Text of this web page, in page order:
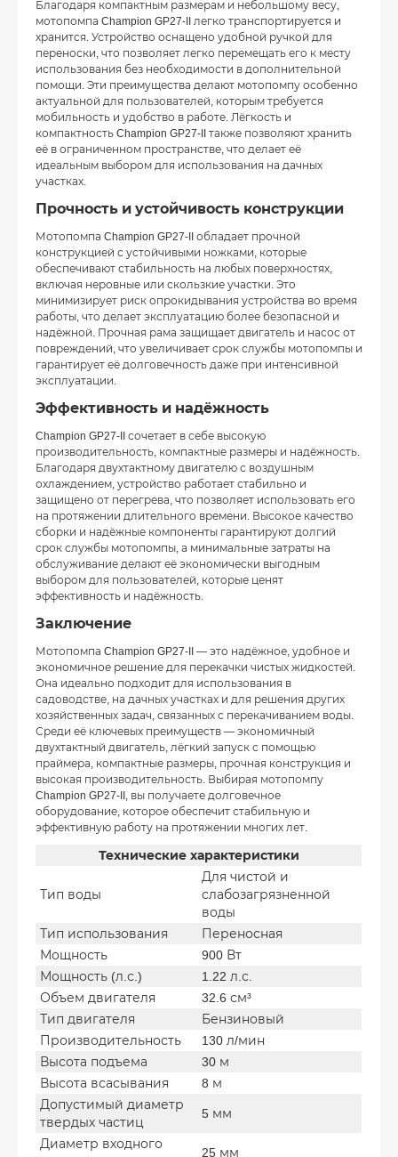
Благодаря компактным размерам и небольшому весу,
мотопомпа Champion GP27-II легко транспортируется и
хранится. Устройство оснащено удобной ручкой для
переноски, что позволяет легко перемещать его к месту
использования без необходимости в дополнительной
помощи. Эти преимущества делают мотопомпу особенно
актуальной для пользователей, которым требуется
мобильность и удобство в работе. Лёгкость и
компактность Champion GP27-II также позволяют хранить
её в ограниченном пространстве, что делает её
идеальным выбором для использования на дачных
участках.
Прочность и устойчивость конструкции
Мотопомпа Champion GP27-II обладает прочной
конструкцией с устойчивыми ножками, которые
обеспечивают стабильность на любых поверхностях,
включая неровные или скользкие участки. Это
минимизирует риск опрокидывания устройства во время
работы, что делает эксплуатацию более безопасной и
надёжной. Прочная рама защищает двигатель и насос от
повреждений, что увеличивает срок службы мотопомпы и
гарантирует её долговечность даже при интенсивной
эксплуатации.
Эффективность и надёжность
Champion GP27-II сочетает в себе высокую
производительность, компактные размеры и надёжность.
Благодаря двухтактному двигателю с воздушным
охлаждением, устройство работает стабильно и
защищено от перегрева, что позволяет использовать его
на протяжении длительного времени. Высокое качество
сборки и надёжные компоненты гарантируют долгий
срок службы мотопомпы, а минимальные затраты на
обслуживание делают её экономически выгодным
выбором для пользователей, которые ценят
эффективность и надёжность.
Заключение
Мотопомпа Champion GP27-II — это надёжное, удобное и
экономичное решение для перекачки чистых жидкостей.
Она идеально подходит для использования в
садоводстве, на дачных участках и для решения других
хозяйственных задач, связанных с перекачиванием воды.
Среди её ключевых преимуществ — экономичный
двухтактный двигатель, лёгкий запуск с помощью
праймера, компактные размеры, прочная конструкция и
высокая производительность. Выбирая мотопомпу
Champion GP27-II, вы получаете долговечное
оборудование, которое обеспечит стабильную и
эффективную работу на протяжении многих лет.
Технические характеристики
Тип воды
Для чистой и
слабозагрязненной
воды
Тип использования
Переносная
Мощность
900 Вт
Мощность (л.с.)
1.22 л.с.
Объем двигателя
32.6 см³
Тип двигателя
Бензиновый
Производительность
130 л/мин
Высота подъема
30 м
Высота всасывания
8 м
Допустимый диаметр
твердых частиц
5 мм
Диаметр входного
25 мм